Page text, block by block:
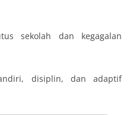
sekolah dan kegagalan
disiplin, dan adaptif